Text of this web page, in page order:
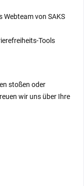
Webteam von SAKS
Tools
stoßen oder
wir uns über Ihre